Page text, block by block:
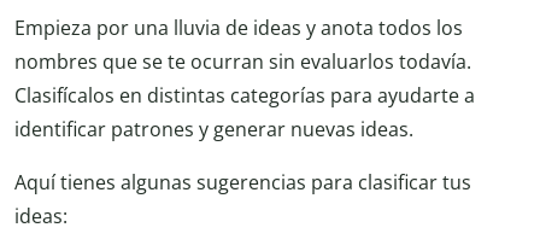
Empieza por una lluvia de ideas y anota todos los
nombres que se te ocurran sin evaluarlos todavía.
Clasifícalos en distintas categorías para ayudarte a
identificar patrones y generar nuevas ideas.
Aquí tienes algunas sugerencias para clasificar tus
ideas: